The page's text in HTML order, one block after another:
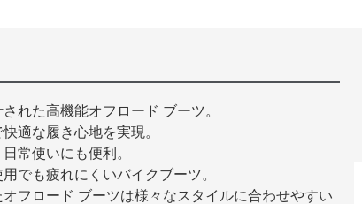
れた高機能オフロード ブーツ。
適な履き心地を実現。
常使いにも便利。
でも疲れにくいバイクブーツ。
フロード ブーツは様々なスタイルに合わせやすい